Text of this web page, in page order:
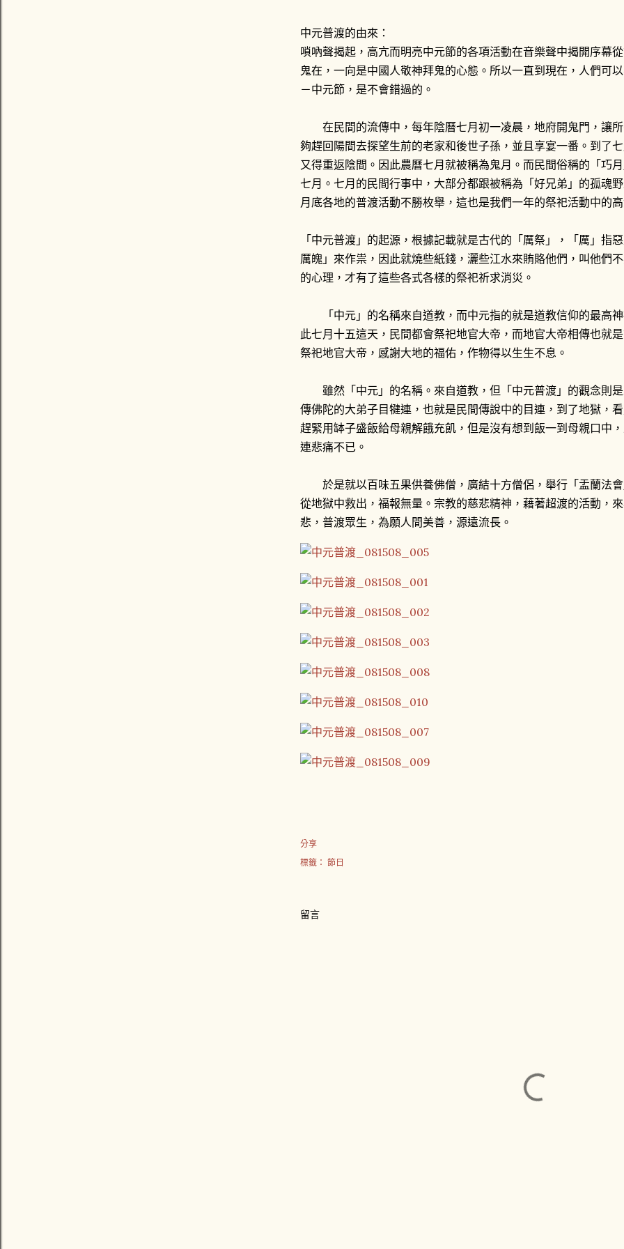
中元普渡的由來：
嗩吶聲揭起，高亢而明亮中元節的各項活動在音樂聲中揭開序幕
鬼在，一向是中國人敬神拜鬼的心態。所以一直到現在，人們可
－中元節，是不會錯過的。
在民間的流傳中，每年陰曆七月初一凌晨，地府開鬼門，讓
夠趕回陽間去探望生前的老家和後世子孫，並且享宴一番。到了
又得重返陰間。因此農曆七月就被稱為鬼月。而民間俗稱的「巧
七月。七月的民間行事中，大部分都跟被稱為「好兄弟」的孤魂
月底各地的普渡活動不勝枚舉，這也是我們一年的祭祀活動中的高
「中元普渡」的起源，根據記載就是古代的「厲祭」，「厲」指
厲魄」來作祟，因此就燒些紙錢，灑些江水來賄賂他們，叫他們
的心理，才有了這些各式各樣的祭祀祈求消災。
「中元」的名稱來自道教，而中元指的就是道教信仰的最高神
此七月十五這天，民間都會祭祀地官大帝，而地官大帝相傳也就
祭祀地官大帝，感謝大地的福佑，作物得以生生不息。
雖然「中元」的名稱。來自道教，但「中元普渡」的觀念則是
傳佛陀的大弟子目犍連，也就是民間傳說中的目連，到了地獄，
趕緊用缽子盛飯給母親解餓充飢，但是沒有想到飯一到母親口中
連悲痛不已。
於是就以百味五果供養佛僧，廣結十方僧侶，舉行「盂蘭法會
從地獄中救出，福報無量。宗教的慈悲精神，藉著超渡的活動，
悲，普渡眾生，為願人間美善，源遠流長。
分享
標籤： 節日
留言